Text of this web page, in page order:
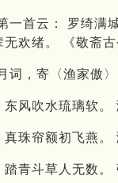
首云： 罗绮
欢绪。 《敬斋古
，寄〈渔家傲
风吹水琉璃软
珠帘额初飞燕
青斗草人无数